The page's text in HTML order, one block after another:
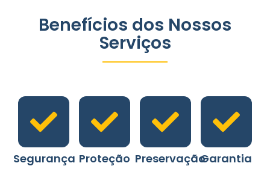
Benefícios dos Nossos
Serviços
Segurança Proteção PreservaçãoGarantia